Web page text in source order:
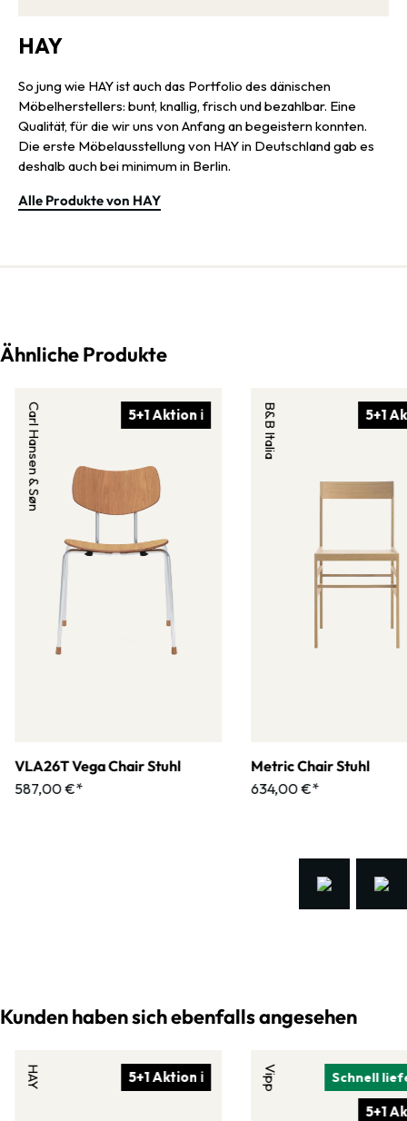
HAY
So jung wie HAY ist auch das Portfolio des dänischen
Möbelherstellers: bunt, knallig, frisch und bezahlbar. Eine
Qualität, für die wir uns von Anfang an begeistern konnten.
Die erste Möbelausstellung von HAY in Deutschland gab es
deshalb auch bei minimum in Berlin.
Alle Produkte von HAY
Ähnliche Produkte
5+1 Aktion ℹ
Carl Hansen & Søn
VLA26T Vega Chair Stuhl
587,00 €*
5+1
B&B Italia
Metric Chair Stuhl
634,00 €*
Kunden haben sich ebenfalls angesehen
5+1 Aktion ℹ
HAY Schnell
5+1
Vipp